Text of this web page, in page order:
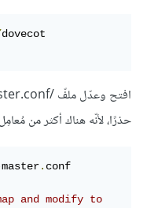
dovecot
حذرًا، لأنّه هناك أكثر من
master. conf
and modify to